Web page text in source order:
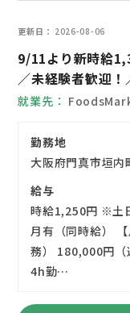
更新日 2026-08-06
9/11より新時給
／未経験者歓迎！
就業先
勤務地
大阪府門真市垣内
給与
時給1,250円 ※土
月有（同時給）
務） 180,000円
4h勤…